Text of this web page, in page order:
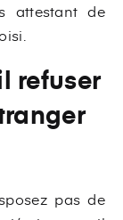
attestant de
refuser
pas de